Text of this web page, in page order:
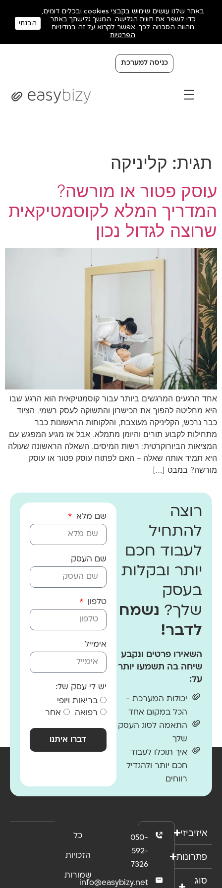
כניסה למערכת
תגית: קליניקה
עוסק פטור או מורשה?
המדריך המלא לקוסמטיקאית
שרוצה לגדול נכון
אחד הרגעים המרגשים ביותר עבור קוסמטיקאית הוא הרגע שבו
היא מחליטה להפוך את הכישרון והתשוקה לעסק רשמי. הציוד
כבר נרכש, הקליניקה מעוצבת, והלקוחות הראשונות כבר
מתחילות לקבוע תורים והיומן מתמלא. אבל אז מגיע המפגש עם
המציאות הביורוקרטית: רשות המיסים. השאלה הראשונה שעולה
היא תמיד אותה שאלה – האם לפתוח עוסק פטור או עוסק
מורשה? במבט […]
רוצה
להתחיל
לעבוד חכם
יותר ובקלות
בעסק
שלך? נשמח
לדבר!
השאירו פרטים ונקבע
שיחה בה תשמעו יותר
על:
יכולות המערכת -
הכל במקום אחד
התאמה לסוג העסק
שלך
איך תוכלו לעבוד
חכם יותר ולהגדיל
רווחים
שם מלא
שם העסק
טלפון
אימייל
יש לי עסק של:
בריאות ויופי
רפואה
אחר
דברו איתנו
איזיביזי
פתרונות
סוג
050-
592-
7326
info@easybizy.net
כל
הזכויות
שמורות
באתר שלנו עושים שימוש בקבצי cookies ובכלים דומים,
כדי לשפר את חווית הגלישה. המשך גלישתך באתר
מהווה הסכמה לכך. אפשר לקרוא על זהבמדיניות
הפרטיות
הבנתי